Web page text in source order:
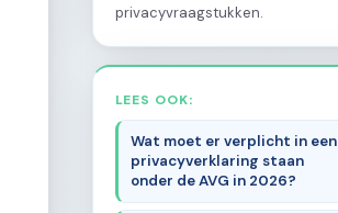
privacyvraagstukken.
LEES OOK:
Wat moet er verplicht in een
privacyverklaring staan
onder de AVG in 2026?